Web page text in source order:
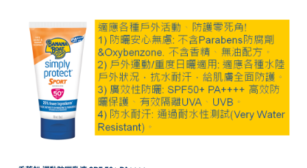
４．使用「AFTEE先享後付」時，將依據個別帳號之用戶狀況，依本公司即
時審查核予不同之上限額度；若仍有額度不足之情形，本公司將視審查結果
請求用戶進行身份認證。
５．嚴禁一人註冊多個帳號或使用他人資訊註冊。若發現惡意使用之情形，
恩沛科技股份有限公司將有權停止該用戶之使用額度並採取法律行動。
付款後寶雅門市自取(由倉庫統一出貨)
每筆NT$80，滿NT$290(含以上)免運費